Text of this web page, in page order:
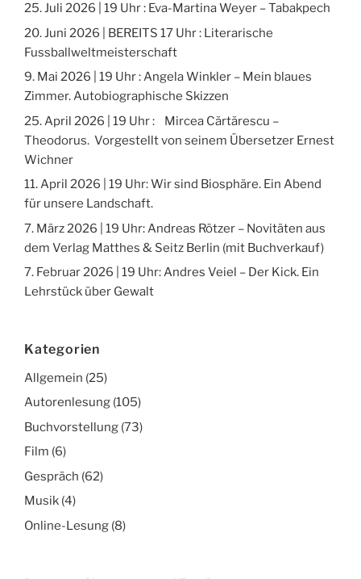
25. Juli 2026 | 19 Uhr : Eva-Martina Weyer – Tabakpech
20. Juni 2026 | BEREITS 17 Uhr : Literarische
Fussballweltmeisterschaft
9. Mai 2026 | 19 Uhr : Angela Winkler – Mein blaues
Zimmer. Autobiographische Skizzen
25. April 2026 | 19 Uhr : Mircea Cărtărescu –
Theodorus. Vorgestellt von seinem Übersetzer Ernest
Wichner
11. April 2026 | 19 Uhr: Wir sind Biosphäre. Ein Abend
für unsere Landschaft.
7. März 2026 | 19 Uhr: Andreas Rötzer – Novitäten aus
dem Verlag Matthes & Seitz Berlin (mit Buchverkauf)
7. Februar 2026 | 19 Uhr: Andres Veiel – Der Kick. Ein
Lehrstück über Gewalt
Kategorien
Allgemein (25)
Autorenlesung (105)
Buchvorstellung (73)
Film (6)
Gespräch (62)
Musik (4)
Online-Lesung (8)